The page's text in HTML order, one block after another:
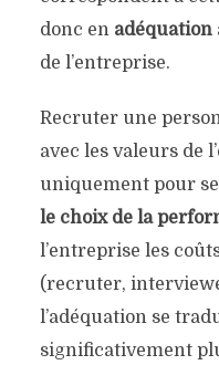
donc en adéquation
de l’entreprise.
Recruter une
avec les valeurs de
uniquement pour
le choix de la
l’entreprise les
(recruter,
l’adéquation se
significativement